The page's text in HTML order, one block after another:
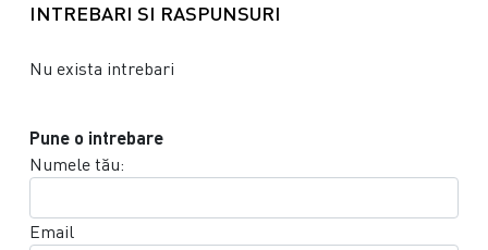
INTREBARI SI RASPUNSURI
Nu exista intrebari
Pune o intrebare
Numele tău:
Email